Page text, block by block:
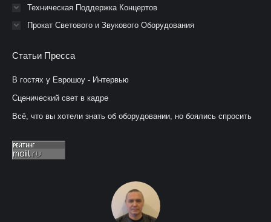
Техническая Поддержка Концертов
Прокат Светового и Звукового Оборудования
Статьи Пресса
В гостях у Еврошоу - Интервью
Сценический свет в кадре
Всё, что вы хотели знать об оборудовании, но боялись спросить